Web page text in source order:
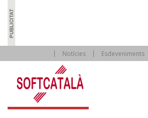
Notícies Esdeveniments